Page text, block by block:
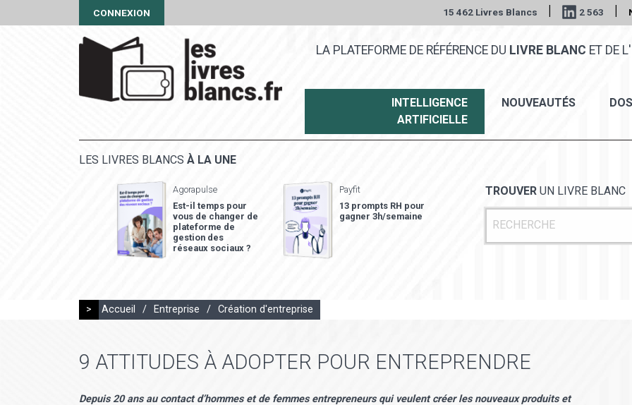
CONNEXION 15 462 Livres Blancs | 2 563 |
LA PLATEFORME DE RÉFÉRENCE DU LIVRE BLANC ET DE L'
INTELLIGENCE
ARTIFICIELLE
NOUVEAUTÉS
LES LIVRES BLANCS À LA UNE
Agorapulse
Est-il temps pour
vous de changer de
plateforme de
gestion des
réseaux sociaux ?
Payfit
13 prompts RH pour
gagner 3h/semaine
TROUVER UN LIVRE BLANC
> Accueil / Entreprise / Création d'entreprise
9 ATTITUDES À ADOPTER POUR ENTREPRENDRE
Depuis 20 ans au contact d’hommes et de femmes entrepreneurs qui veulent créer les nouveaux produits et